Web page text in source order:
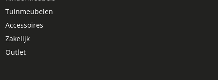
Tuinmeubelen
Accessoires
Zakelijk
Outlet